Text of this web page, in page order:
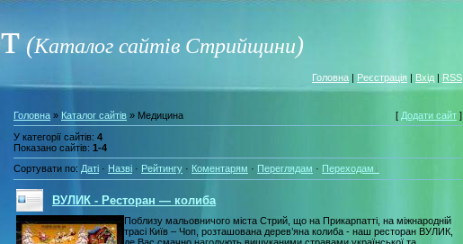
(Каталог сайтів Стрийщини)
Головна | Реєстрація | Вхід | RSS
Головна » Каталог сайтів » Медицина [ Додати сайт ]
У категорії сайтів: 4
Показано сайтів: 1-4
Сортувати по: Даті · Назві · Рейтингу · Коментарям · Переглядам · Переходам
ВУЛИК - Ресторан — колиба
Поблизу мальовничого міста Стрий, що на Прикарпатті, на міжнародній
трасі Київ – Чоп, розташована дерев’яна колиба - наш ресторан ВУЛИК,